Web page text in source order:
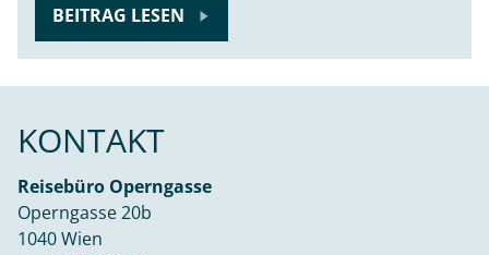
BEITRAG LESEN
KONTAKT
Reisebüro Operngasse
Operngasse 20b
1040 Wien